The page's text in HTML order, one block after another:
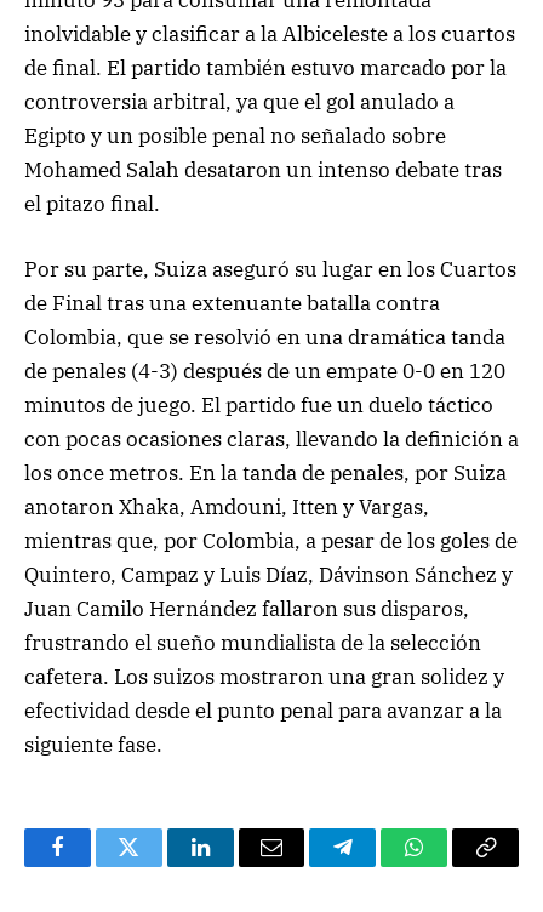
inolvidable y clasificar a la Albiceleste a los cuartos
de final. El partido también estuvo marcado por la
controversia arbitral, ya que el gol anulado a
Egipto y un posible penal no señalado sobre
Mohamed Salah desataron un intenso debate tras
el pitazo final.
Por su parte, Suiza aseguró su lugar en los Cuartos
de Final tras una extenuante batalla contra
Colombia, que se resolvió en una dramática tanda
de penales (4-3) después de un empate 0-0 en 120
minutos de juego. El partido fue un duelo táctico
con pocas ocasiones claras, llevando la definición a
los once metros. En la tanda de penales, por Suiza
anotaron Xhaka, Amdouni, Itten y Vargas,
mientras que, por Colombia, a pesar de los goles de
Quintero, Campaz y Luis Díaz, Dávinson Sánchez y
Juan Camilo Hernández fallaron sus disparos,
frustrando el sueño mundialista de la selección
cafetera. Los suizos mostraron una gran solidez y
efectividad desde el punto penal para avanzar a la
siguiente fase.
FacebookTwitter LinkedInEmail TelegramWhatsApp
Copy